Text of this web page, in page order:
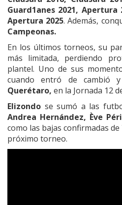
Guard1anes 2021, Apertura
Apertura 2025. Además,
Campeonas.
En los últimos torneos, su
más limitada, perdiendo
plantel. Uno de sus
cuando entró de cambió
Querétaro, en la Jornada 12
Elizondo se sumó a las
Andrea Hernández, Ève
como las bajas confirmadas de
próximo torneo.